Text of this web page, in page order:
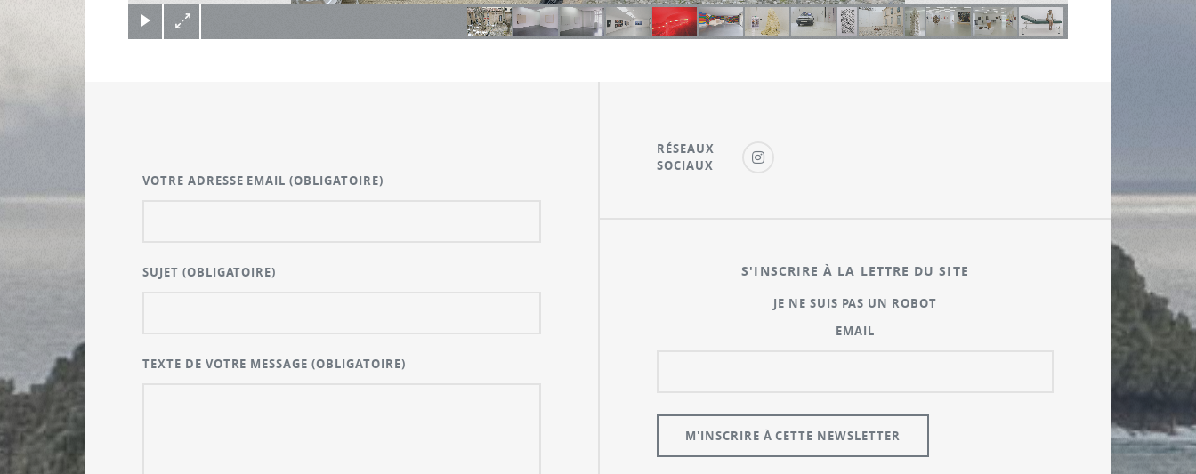
(c) Didier Gualeni
VOTRE ADRESSE EMAIL(OBLIGATOIRE)
SUJET (OBLIGATOIRE)
TEXTE DE VOTRE MESSAGE(OBLIGATOIRE)
RÉSEAUX
SOCIAUX
S'INSCRIRE À LA LETTRE DU SITE
JE NE SUIS PAS UN ROBOT
EMAIL